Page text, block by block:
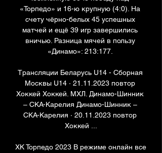
«Торпедо» и 16-ю крупную (4:0). На
счету чёрно-белых 45 успешных
матчей и ещё 39 игр завершились
вничью. Разница мячей в пользу
«Динамо»: 213:177.
Трансляции Беларусь U14 - Сборная
Москвы U14 · 21.11.2023 повтор
Хоккей Хоккей. МХЛ. Динамо-Шинник
– СКА-Карелия Динамо-Шинник –
СКА-Карелия · 20.11.2023 повтор
Хоккей ...
ХК Торпедо 2023 В режиме онлайн все